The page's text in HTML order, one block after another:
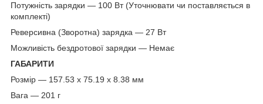
Потужність зарядки — 100 Вт (Уточнювати чи поставляється в
комплекті)
Реверсивна (Зворотна) зарядка — 27 Вт
Можливість бездротової зарядки — Немає
ГАБАРИТИ
Розмір — 157.53 x 75.19 x 8.38 мм
Вага — 201 г